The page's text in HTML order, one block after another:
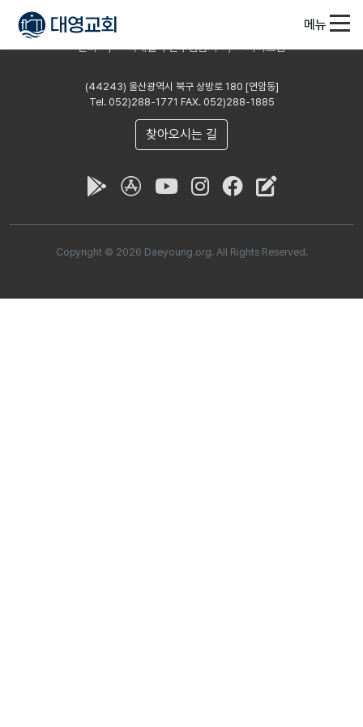
메뉴
문의 이메일 무단수집금지 사이트맵
(44243) 울산광역시 북구 상방로 180 [연암동]
Tel. 052)288-1771 FAX. 052)288-1885
찾아오시는 길
Copyright © 2026 Daeyoung.org. All Rights Reserved.